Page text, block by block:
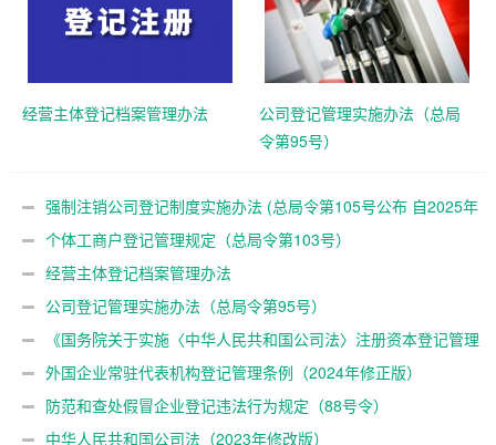
经营主体登记档案管理办法
公司登记管理实施办法（总局
令第95号）
强制注销公司登记制度实施办法 (总局令第105号公布 自2025年
10月10日起施行)
个体工商户登记管理规定（总局令第103号）
经营主体登记档案管理办法
公司登记管理实施办法（总局令第95号）
《国务院关于实施〈中华人民共和国公司法〉注册资本登记管理
制度的规定》（国务院令第784号）
外国企业常驻代表机构登记管理条例（2024年修正版）
防范和查处假冒企业登记违法行为规定（88号令）
中华人民共和国公司法（2023年修改版）